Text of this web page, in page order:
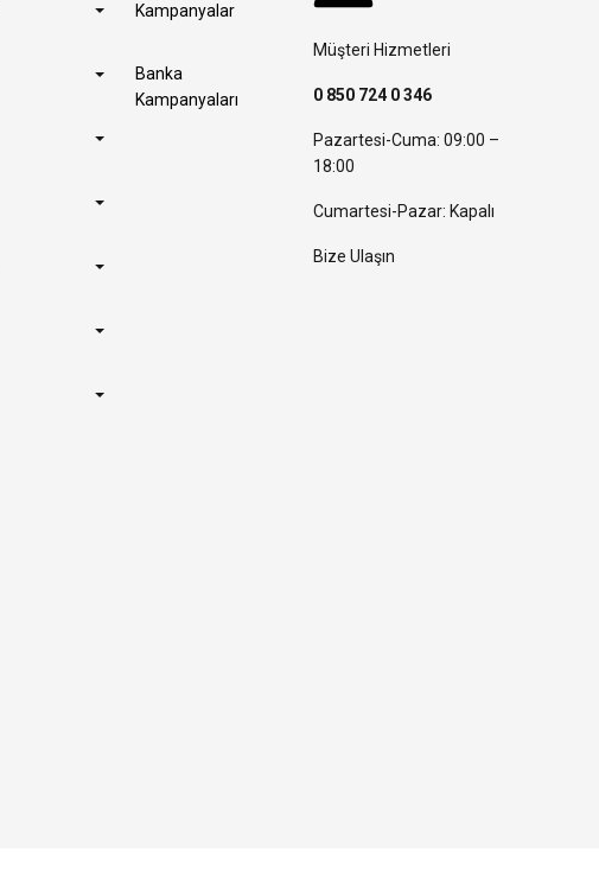
Kampanyalar
Banka
Kampanyaları
Müşteri Hizmetleri
0 850 724 0 346
Pazartesi-Cuma: 09:00 –
18:00
Cumartesi-Pazar: Kapalı
Bize Ulaşın